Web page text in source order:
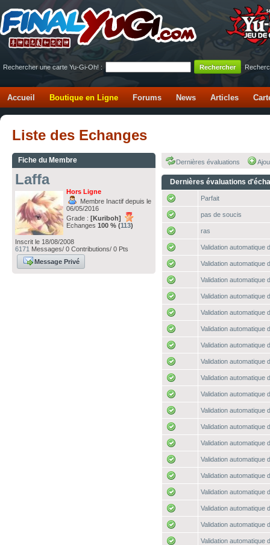
Rechercher une carte Yu-Gi-Oh! :
Accueil Boutique en Ligne Forums News Articles
Liste des Echanges
Fiche du Membre
Laffa
Hors Ligne
Membre Inactif depuis le
06/05/2016
Grade : [Kuriboh]
Echanges 100 % (113)
Inscrit le 18/08/2008
6171 Messages/ 0 Contributions/ 0 Pts
Message Privé
Dernières évaluations
Dernières évaluations
Parfait
pas de soucis
ras
Validation automatique
Validation automatique
Validation automatique
Validation automatique
Validation automatique
Validation automatique
Validation automatique
Validation automatique
Validation automatique
Validation automatique
Validation automatique
Validation automatique
Validation automatique
Validation automatique
Validation automatique
Validation automatique
Validation automatique
Validation automatique
Validation automatique